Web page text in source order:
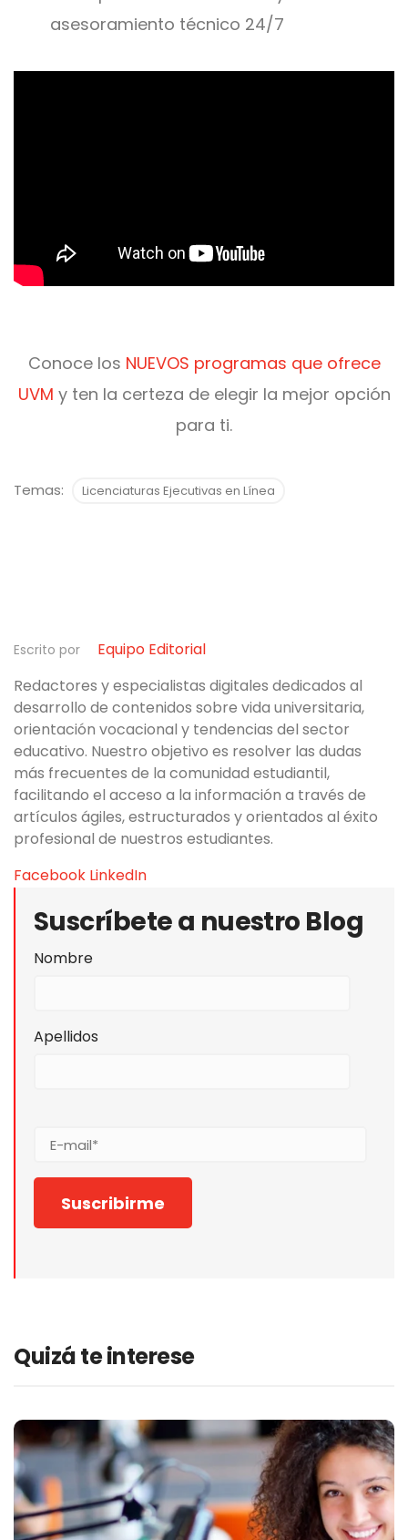
asesoramiento técnico 24/7
Conoce los NUEVOS programas que ofrece
UVM y ten la certeza de elegir la mejor opción
para ti.
Temas: Licenciaturas Ejecutivas en Línea
Escrito por
Equipo Editorial
Redactores y especialistas digitales dedicados al
desarrollo de contenidos sobre vida universitaria,
orientación vocacional y tendencias del sector
educativo. Nuestro objetivo es resolver las dudas
más frecuentes de la comunidad estudiantil,
facilitando el acceso a la información a través de
artículos ágiles, estructurados y orientados al éxito
profesional de nuestros estudiantes.
Facebook LinkedIn
Suscríbete a nuestro Blog
Nombre
Apellidos
Quizá te interese